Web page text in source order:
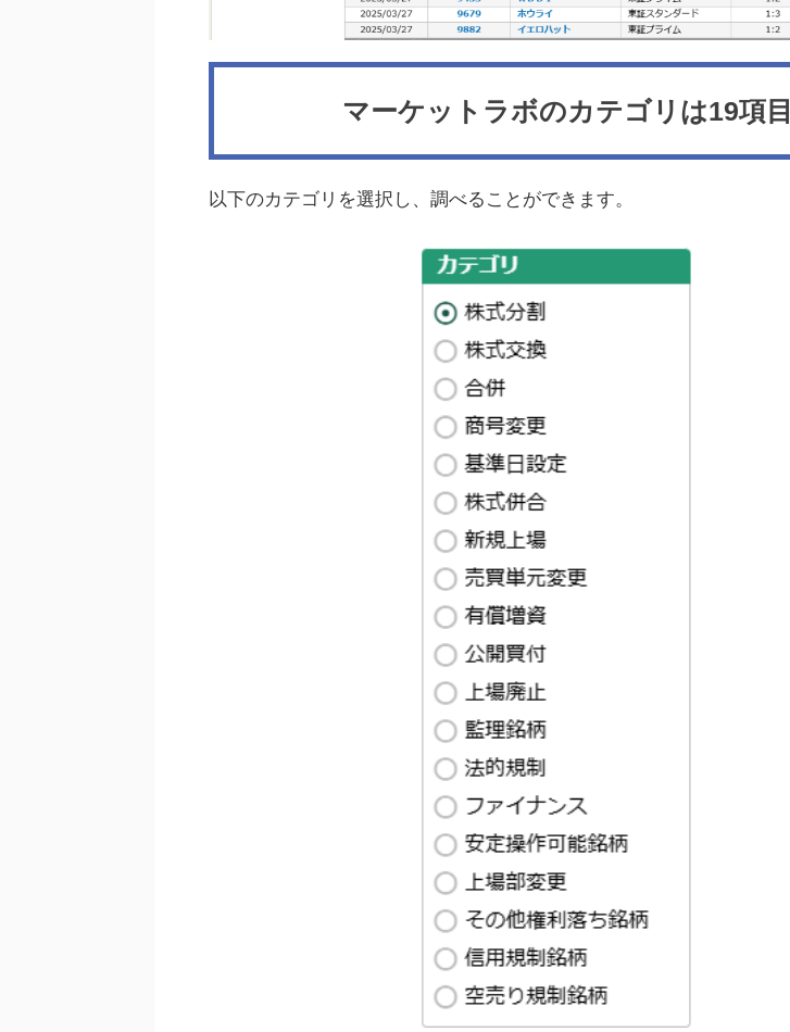
マーケットラボのカテゴリは19項目
以下のカテゴリを選択し、調べることができます。